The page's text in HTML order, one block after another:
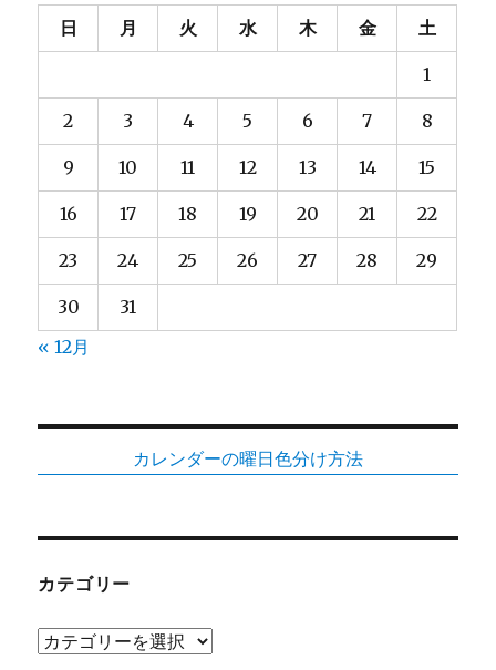
ン
ス
ク
の
日 月 火 水 木 金 土
1
2 3 4 5 6 7 8
9 10 11 12 13 14 15
16 17 18 19 20 21 22
23 24 25 26 27 28 29
30
31
« 12月
カレンダーの曜日色分け方法
カテゴリー
カ